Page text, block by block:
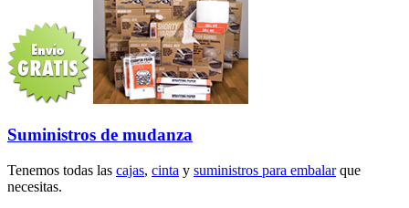
Suministros de mudanza
Tenemos todas las cajas, cinta y suministros para embalarque
necesitas.